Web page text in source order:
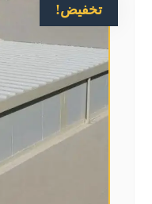
تخفيض!